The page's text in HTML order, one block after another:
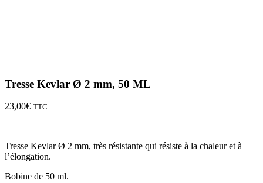
Tresse Kevlar Ø 2 mm, 50 ML
23,00€ TTC
Tresse Kevlar Ø 2 mm, très résistante qui résiste à la chaleur et à
l’élongation.
Bobine de 50 ml.